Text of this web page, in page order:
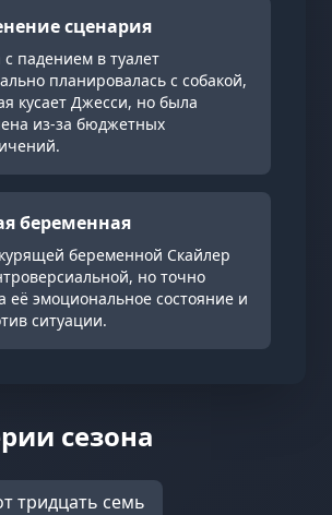
сценария
падением в туалет
планировалась с собакой,
кусает Джесси, но была
из-за бюджетных
беременная
беременной Скайлер
но точно
её эмоциональное состояние и
ситуации.
сезона
тридцать семь